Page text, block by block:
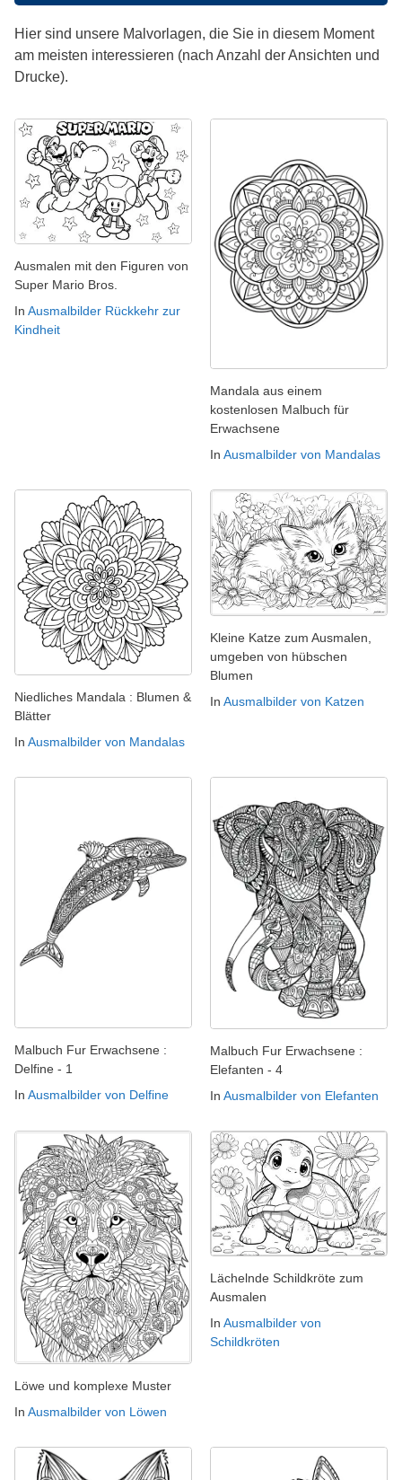
Hier sind unsere Malvorlagen, die Sie in diesem Moment
am meisten interessieren (nach Anzahl der Ansichten und
Drucke).
Ausmalen mit den Figuren von
Super Mario Bros.
In Ausmalbilder Rückkehr zur
Kindheit
Mandala aus einem
kostenlosen Malbuch für
Erwachsene
In Ausmalbilder von Mandalas
Niedliches Mandala : Blumen &
Blätter
In Ausmalbilder von Mandalas
Kleine Katze zum Ausmalen,
umgeben von hübschen
Blumen
In Ausmalbilder von Katzen
Malbuch Fur Erwachsene :
Delfine - 1
In Ausmalbilder von Delfine
Malbuch Fur Erwachsene :
Elefanten - 4
In Ausmalbilder von Elefanten
Löwe und komplexe Muster
In Ausmalbilder von Löwen
Lächelnde Schildkröte zum
Ausmalen
In Ausmalbilder von
Schildkröten